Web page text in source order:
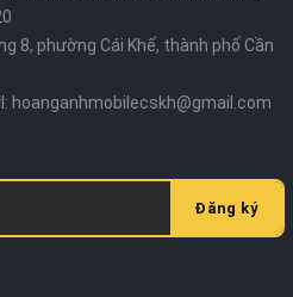
8, phường Cái Khế, thành phố Cần
hoanganhmobilecskh@gmail.com
Đăng ký